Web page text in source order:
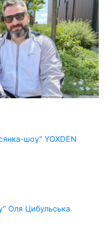
шоу" YOXDEN
Оля Цибульська